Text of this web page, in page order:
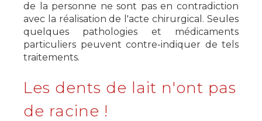
de la personne ne sont pas en contradiction
avec la réalisation de l'acte chirurgical. Seules
quelques pathologies et médicaments
particuliers peuvent contre-indiquer de tels
traitements.
Les dents de lait n'ont pas
de racine !